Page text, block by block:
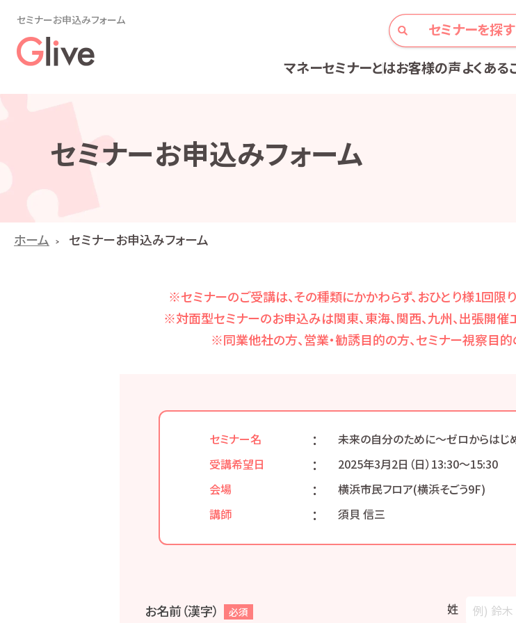
セミナーお申込みフォーム
セミナーを探す
マネーセミナーとはお客様の声よくある
セミナーお申込みフォーム
ホーム セミナーお申込みフォーム
※セミナーのご受講は、その種類にかかわらず、おひとり様1回限
※対面型セミナーのお申込みは関東、東海、関西、九州、出張開催
※同業他社の方、営業・勧誘目的の方、セミナー視察目的
セミナー名 ：
未来の自分のために～ゼロからは
受講希望日
：
2025年3月2日（日）13:30〜15:30
会場
：
横浜市民フロア(横浜そごう9F)
講師
： 須貝 信三
お名前（漢字） 必須 姓